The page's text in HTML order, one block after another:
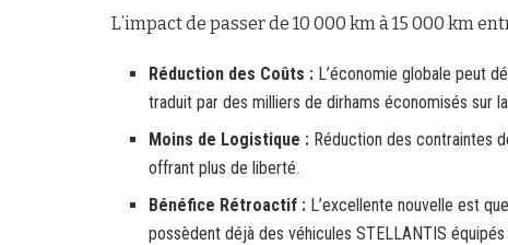
L’impact de passer de 10 000 km à 15 000 km
Réduction des Coûts : L’économie globale peut
traduit par des milliers de dirhams économisés sur
Moins de Logistique : Réduction des contraintes
offrant plus de liberté.
Bénéfice Rétroactif : L’excellente nouvelle est
possèdent déjà des véhicules STELLANTIS